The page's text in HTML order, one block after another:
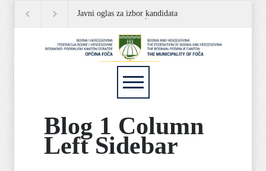
Javni oglas za izbor kandidata
za popunu rezervne liste
Blog 1 Column
Left Sidebar